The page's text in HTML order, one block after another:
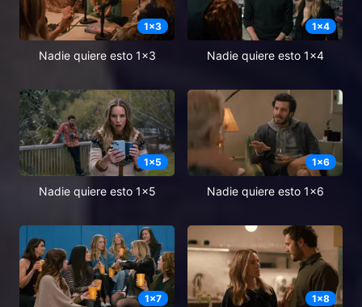
1x3
Nadie quiere esto 1x3
1x4
Nadie quiere esto 1x4
1x5
Nadie quiere esto 1x5
1x6
Nadie quiere esto 1x6
1x7 1x8